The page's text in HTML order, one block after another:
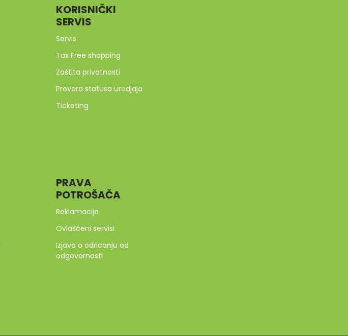
KORISNIČKI
SERVIS
Servis
Tax Free shopping
Zaštita privatnosti
Provera statusa uredjaja
Ticketing
PRAVA
POTROŠAČA
Reklamacije
Ovlašćeni servisi
Izjava o odricanju od
odgovornosti